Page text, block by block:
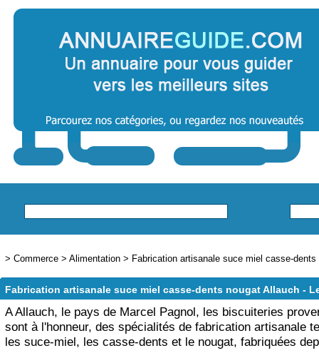
> Commerce > Alimentation > Fabrication artisanale suce miel casse-
Fabrication artisanale suce miel casse-dents nougat Allauch -
A Allauch, le pays de Marcel Pagnol, les biscuiteries
sont à l'honneur, des spécialités de fabrication artisanale
les suce-miel, les casse-dents et le nougat, fabriquées